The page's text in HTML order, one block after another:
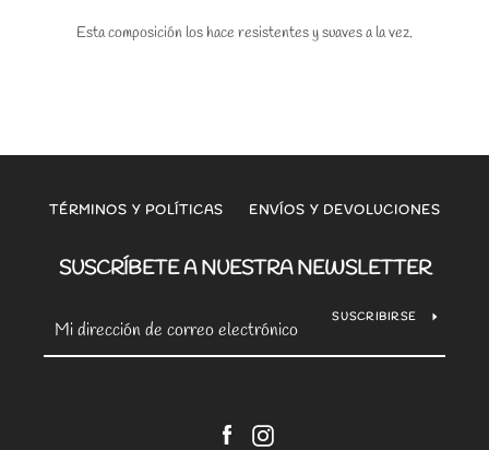
Esta composición los hace resistentes y suaves a la vez.
TÉRMINOS Y POLÍTICAS ENVÍOS Y DEVOLUCIONES
SUSCRÍBETE A NUESTRA NEWSLETTER
SUSCRIBIRSE
FacebookInstagram